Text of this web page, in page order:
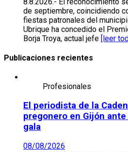
de septiembre, coincidiendo
fiestas patronales del
Ubrique ha concedido el
Borja Troya, actual jefe [leer
Publicaciones recientes
Profesionales
El periodista de la
pregonero en Gijón
gala
08/08/2026